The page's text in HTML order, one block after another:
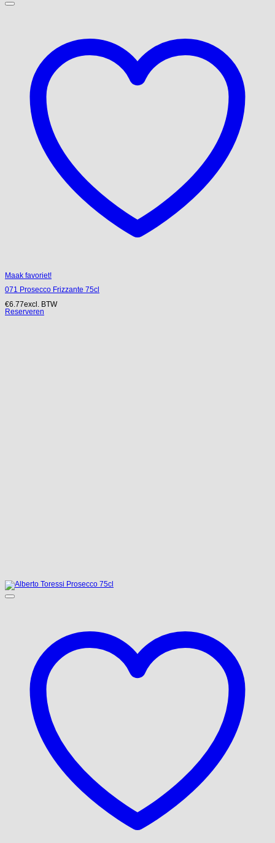
Maak favoriet!
071 Prosecco Frizzante 75cl
€6.77excl. BTW
Reserveren